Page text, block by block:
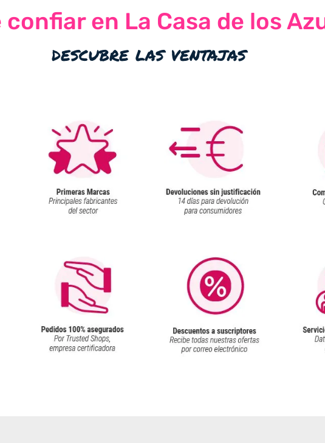
confiar en La Casa de los
descubre las ventajas